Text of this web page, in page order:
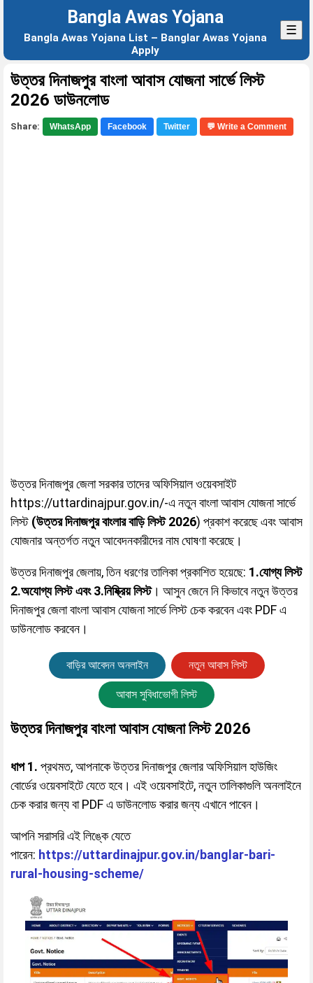
Bangla Awas Yojana
Bangla Awas Yojana List – Banglar Awas Yojana
Apply
☰
উত্তর দিনাজপুর বাংলা আবাস যোজনা সার্ভে লিস্ট
2026 ডাউনলোড
Share: WhatsApp Facebook Twitter 💬 Write a Comment
উত্তর দিনাজপুর জেলা সরকার তাদের অফিসিয়াল ওয়েবসাইট
https://uttardinajpur.gov.in/-এ নতুন বাংলা আবাস যোজনা সার্ভে
লিস্ট (উত্তর দিনাজপুর বাংলার বাড়ি লিস্ট 2026) প্রকাশ করেছে এবং আবাস
যোজনার অন্তর্গত নতুন আবেদনকারীদের নাম ঘোষণা করেছে।
উত্তর দিনাজপুর জেলায়, তিন ধরণের তালিকা প্রকাশিত হয়েছে: 1.যোগ্য লিস্ট
2.অযোগ্য লিস্ট এবং 3.নিষ্ক্রিয় লিস্ট। আসুন জেনে নি কিভাবে নতুন উত্তর
দিনাজপুর জেলা বাংলা আবাস যোজনা সার্ভে লিস্ট চেক করবেন এবং PDF এ
ডাউনলোড করবেন।
বাড়ির আবেদন অনলাইন নতুন আবাস লিস্ট
আবাস সুবিধাভোগী লিস্ট
উত্তর দিনাজপুর বাংলা আবাস যোজনা লিস্ট 2026
ধাপ 1. প্রথমত, আপনাকে উত্তর দিনাজপুর জেলার অফিসিয়াল হাউজিং
বোর্ডের ওয়েবসাইটে যেতে হবে। এই ওয়েবসাইটে, নতুন তালিকাগুলি অনলাইনে
চেক করার জন্য বা PDF এ ডাউনলোড করার জন্য এখানে পাবেন।
আপনি সরাসরি এই লিঙ্কে যেতে
পারেন: https://uttardinajpur.gov.in/banglar-bari-
rural-housing-scheme/